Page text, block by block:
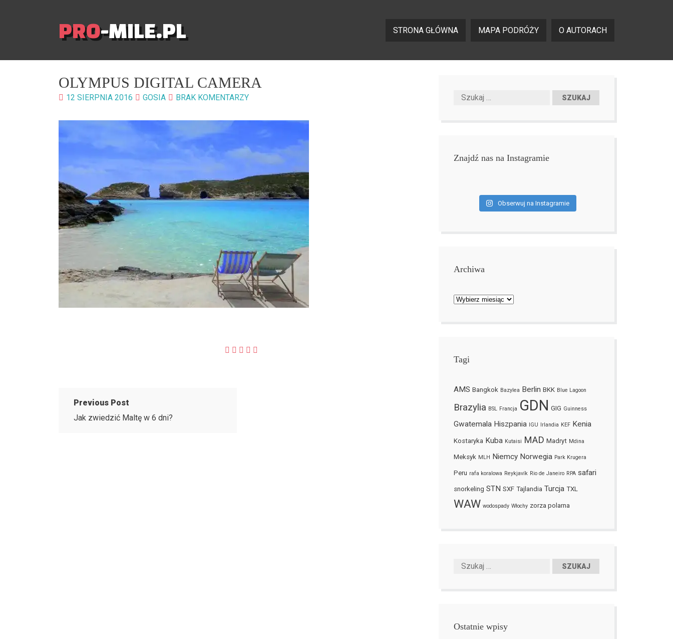
PRO-MILE.PL STRONA GŁÓWNA MAPA PODRÓŻY O AUTORACH
OLYMPUS DIGITAL CAMERA
12 SIERPNIA 2016 GOSIA BRAK KOMENTARZY
Previous Post
Jak zwiedzić Maltę w 6 dni?
Znajdź nas na Instagramie
Obserwuj na Instagramie
Archiwa
Archiwa
Tagi
AMS Bangkok Bazylea Berlin BKK Blue Lagoon
Brazylia BSL Francja GDN GIG Guinness
Gwatemala Hiszpania IGU Irlandia KEF Kenia
Kostaryka Kuba Kutaisi MAD Madryt Mdina
Meksyk MLH Niemcy Norwegia Park Krugera
Peru rafa koralowa Reykjavík Rio de Janeiro RPA safari
snorkeling STN SXF Tajlandia Turcja TXL
WAW wodospady Włochy zorza polarna
Ostatnie wpisy